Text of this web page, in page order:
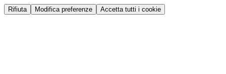
Rifiuta Modifica preferenze Accetta tutti i cookie